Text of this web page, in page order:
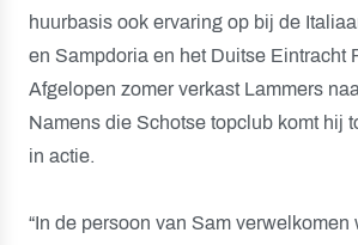
huurbasis ook ervaring op bij de
en Sampdoria en het Duitse Eintracht
Afgelopen zomer verkast Lammers
Namens die Schotse topclub komt hij
in actie.
“In de persoon van Sam verwelkomen